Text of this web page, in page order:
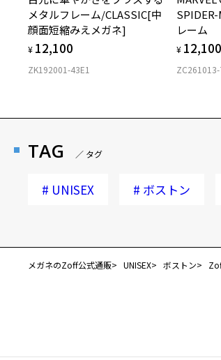
メタルフレーム/CLASSIC[中
顔面短縮みえメガネ]
¥ 12,100
ZK192001-43E1
レーム
¥ 12,100
TAG ／ タグ
# UNISEX # ボストン
メガネのZoff公式通販 UNISEX ボストン